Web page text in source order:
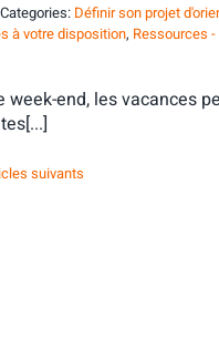
Categories: Définir son projet
à votre disposition, Ressources -
week-end, les vacances
suivants